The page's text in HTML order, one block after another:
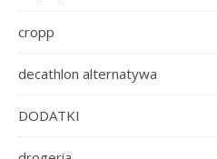
cropp
decathlon alternatywa
DODATKI